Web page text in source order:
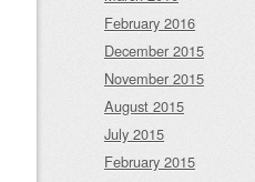
February 2016
December 2015
November 2015
August 2015
July 2015
February 2015